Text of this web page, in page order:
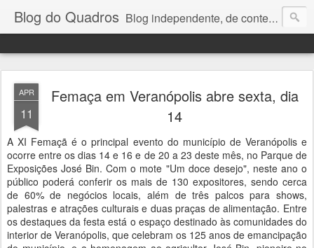
Blog do Quadros Blog independente, de conteúdo noticioso, com foco em economia, negócios, política e atualidades. e-mail do editor: chquadros2@gmail.com
APR
11
Femaça em Veranópolis abre sexta, dia
14
A XI Femaçã é o principal evento do município de Veranópolis e
ocorre entre os dias 14 e 16 e de 20 a 23 deste mês, no Parque de
Exposições José Bin. Com o mote "Um doce desejo", neste ano o
público poderá conferir os mais de 130 expositores, sendo cerca
de 60% de negócios locais, além de três palcos para shows,
palestras e atrações culturais e duas praças de alimentação. Entre
os destaques da festa está o espaço destinado às comunidades do
interior de Veranópolis, que celebram os 125 anos de emancipação